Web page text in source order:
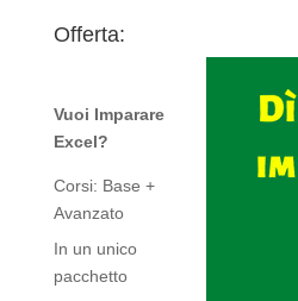
Offerta:
Vuoi Imparare
Excel?
Corsi: Base +
Avanzato
In un unico
pacchetto